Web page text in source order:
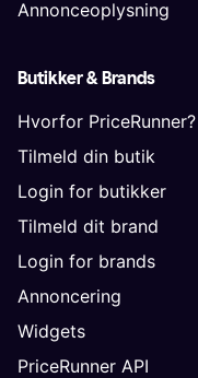
Annonceoplysning
Butikker & Brands
Hvorfor PriceRunner?
Tilmeld din butik
Login for butikker
Tilmeld dit brand
Login for brands
Annoncering
Widgets
PriceRunner API